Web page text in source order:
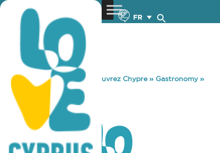
FR
You are here: Home »Découvrez Chypre» Gastronomy»
NOTRE CAFE
NOTRE CAFE